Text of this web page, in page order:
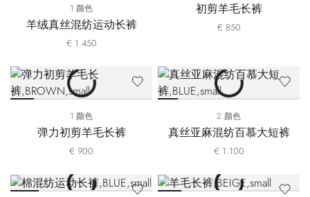
1 颜色
羊绒真丝混纺运动长裤
€ 1.450
初剪羊毛长裤
€ 850
1 颜色
弹力初剪羊毛长裤
€ 900
2 颜色
真丝亚麻混纺百慕大短裤
€ 1.100